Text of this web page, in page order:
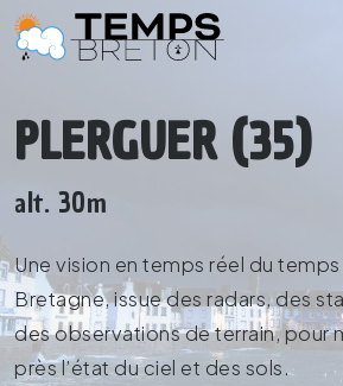
PLERGUER (35)
alt. 30m
Une vision en temps réel du temps
Bretagne, issue des radars, des
des observations de terrain, pour
près l’état du ciel et des sols.